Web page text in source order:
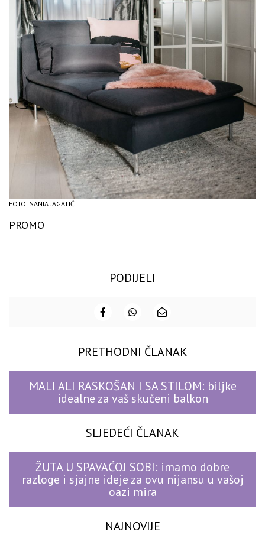
FOTO: SANJA JAGATIĆ
PROMO
PODIJELI
PRETHODNI ČLANAK
MALI ALI RASKOŠAN I SA STILOM: biljke
idealne za vaš skučeni balkon
SLJEDEĆI ČLANAK
ŽUTA U SPAVAĆOJ SOBI: imamo dobre
razloge i sjajne ideje za ovu nijansu u vašoj
oazi mira
NAJNOVIJE